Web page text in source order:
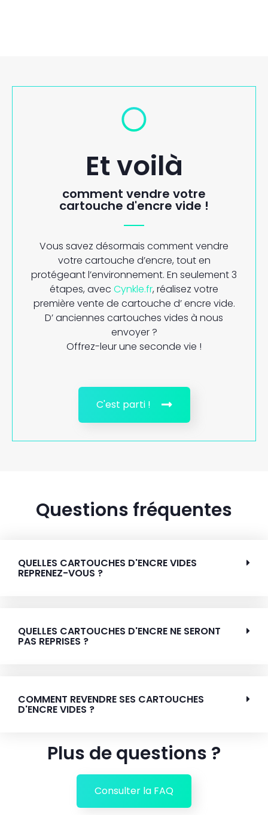
Et voilà
comment vendre votre
cartouche d'encre vide !
Vous savez désormais comment vendre
votre cartouche d’encre, tout en
protégeant l’environnement. En seulement 3
étapes, avec Cynkle.fr, réalisez votre
première vente de cartouche d’ encre vide.
D’ anciennes cartouches vides à nous
envoyer ?
Offrez-leur une seconde vie !
C'est parti !
Questions fréquentes
QUELLES CARTOUCHES D'ENCRE VIDES
REPRENEZ-VOUS ?
QUELLES CARTOUCHES D'ENCRE NE SERONT
PAS REPRISES ?
COMMENT REVENDRE SES CARTOUCHES
D'ENCRE VIDES ?
Plus de questions ?
Consulter la FAQ